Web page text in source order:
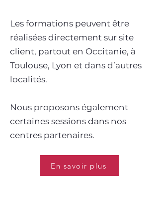
Les formations peuvent être
réalisées directement sur site
client, partout en Occitanie, à
Toulouse, Lyon et dans d’autres
localités.
Nous proposons également
certaines sessions dans nos
centres partenaires.
En savoir plus